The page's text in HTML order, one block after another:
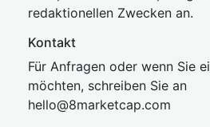
redaktionellen Zwecken an.
Kontakt
Für Anfragen oder wenn Sie
möchten, schreiben Sie an
hello@8marketcap.com